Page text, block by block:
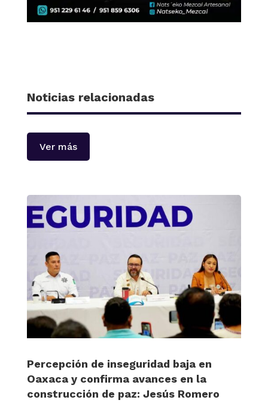
Noticias relacionadas
Ver más
Percepción de inseguridad baja en
Oaxaca y confirma avances en la
construcción de paz: Jesús Romero